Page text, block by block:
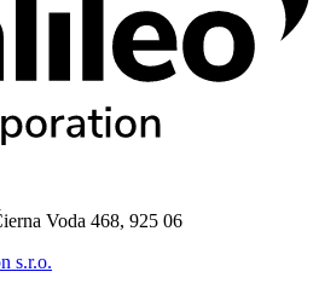
Voda 468, 925 06
s.r.o.